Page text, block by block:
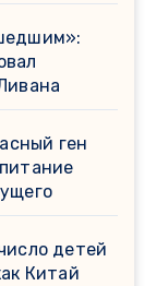
ген
детей
Китай